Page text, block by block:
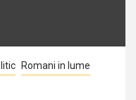
Romani in lume